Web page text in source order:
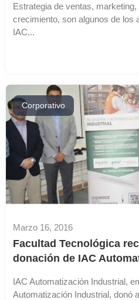
Estrategia de ventas,
crecimiento, son algunos de los
IAC...
Corporativo
Marzo 16, 2016
Facultad Tecnológica
donación de IAC
IAC Automatización Industrial,
Automatización Industrial, donó